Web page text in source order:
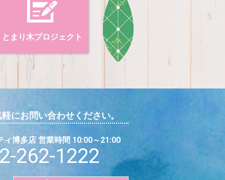
とまり木プロジェクト
にお問い合わせください。
ィ博多店 営業時間 10:00～21:00
262-1222